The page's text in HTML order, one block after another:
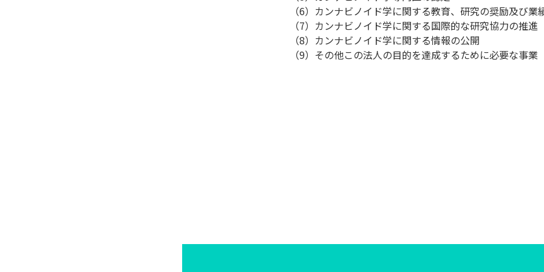
（6）カンナビノイド学に関する教育、研究の奨励及び業
（7）カンナビノイド学に関する国際的な研究協力の推進
（8）カンナビノイド学に関する情報の公開
（9）その他この法人の目的を達成するために必要な事業